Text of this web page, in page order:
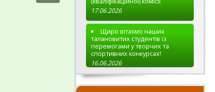
17.06.2026
Щиро вітаємо наших
талановитих студентів із
перемогами у творчих та
спортивних конкурсах!
16.06.2026